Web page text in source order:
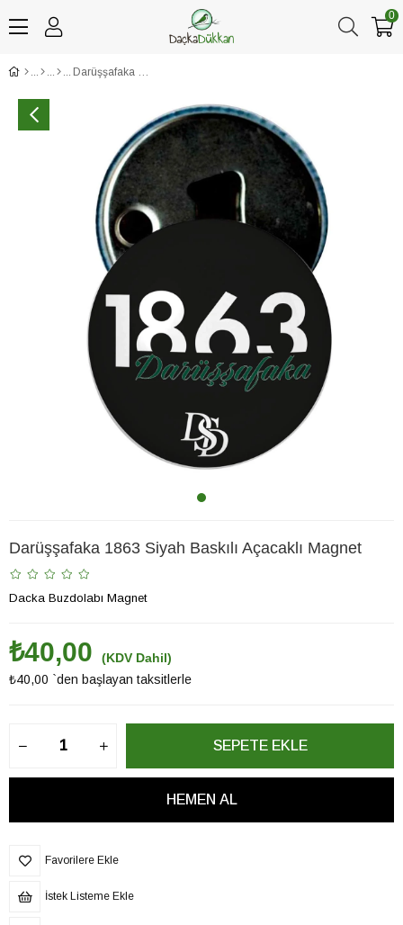
0
Darüşşafaka 1863 Siyah Baskılı Açacaklı Magnet
Darüşşafaka 1863 Siyah Baskılı Açacaklı Magnet
Dacka Buzdolabı Magnet
₺40,00
(KDV Dahil)
₺40,00 `den başlayan taksitlerle
Favorilere Ekle
İstek Listeme Ekle